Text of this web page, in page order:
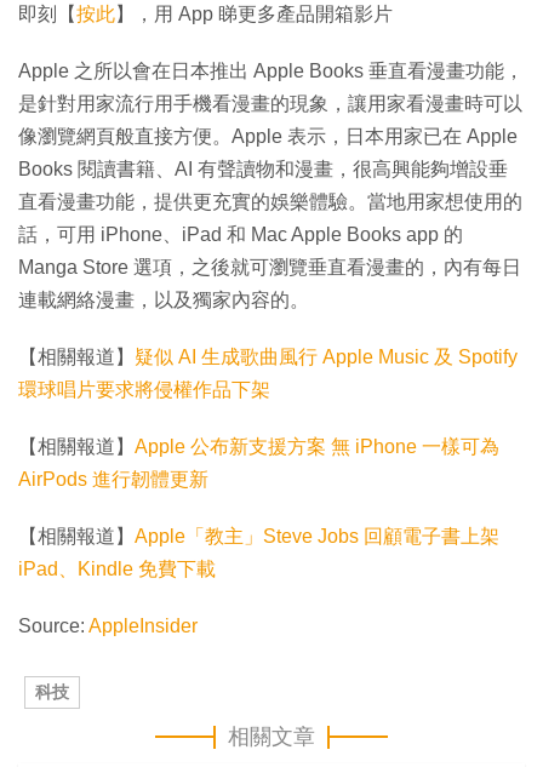
片
即刻【按此】，用 App 睇更多產品開箱影片
Apple 之所以會在日本推出 Apple Books 垂直看漫畫功能，
是針對用家流行用手機看漫畫的現象，讓用家看漫畫時可以
像瀏覽網頁般直接方便。Apple 表示，日本用家已在 Apple
Books 閱讀書籍、AI 有聲讀物和漫畫，很高興能夠增設垂
直看漫畫功能，提供更充實的娛樂體驗。當地用家想使用的
話，可用 iPhone、iPad 和 Mac Apple Books app 的
Manga Store 選項，之後就可瀏覽垂直看漫畫的，內有每日
連載網絡漫畫，以及獨家內容的。
【相關報道】 疑似 AI 生成歌曲風行 Apple Music 及 Spotify
環球唱片要求將侵權作品下架
【相關報道】 Apple 公布新支援方案 無 iPhone 一樣可為
AirPods 進行韌體更新
【相關報道】 Apple「教主」Steve Jobs 回顧電子書上架
iPad、Kindle 免費下載
Source: AppleInsider
科技
相關文章